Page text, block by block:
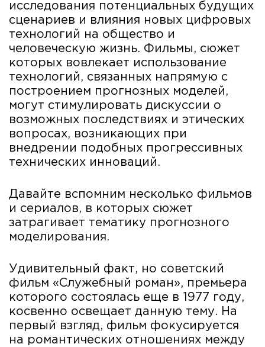
исследования потенциальных будущих
сценариев и влияния новых цифровых
технологий на общество и
человеческую жизнь. Фильмы, сюжет
которых вовлекает использование
технологий, связанных напрямую с
построением прогнозных моделей,
могут стимулировать дискуссии о
возможных последствиях и этических
вопросах, возникающих при
внедрении подобных прогрессивных
технических инноваций.
Давайте вспомним несколько фильмов
и сериалов, в которых сюжет
затрагивает тематику прогнозного
моделирования.
Удивительный факт, но советский
фильм «Служебный роман», премьера
которого состоялась еще в 1977 году,
косвенно освещает данную тему. На
первый взгляд, фильм фокусируется
на романтических отношениях между